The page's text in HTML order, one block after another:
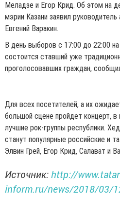
Меладзе и Егор Крид. Об этом на
мэрии Казани заявил
Евгений Варакин.
В день выборов с 17:00 до 22:00
состоится ставший уже
проголосовавших граждан,
Для всех посетителей, а их
большой сцене пройдет концерт,
лучшие рок-группы республики.
станут популярные российские и
Элвин Грей, Егор Крид, Салават и
Источник:http://
inform.ru/news/2018/03/